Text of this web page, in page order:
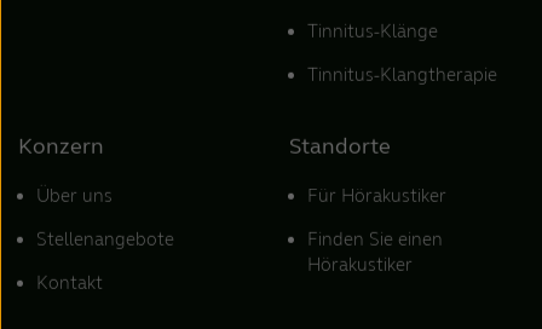
Tinnitus-Klänge
Tinnitus-Klangtherapie
Konzern
Über uns
Stellenangebote
Kontakt
Standorte
Für Hörakustiker
Finden Sie einen
Hörakustiker